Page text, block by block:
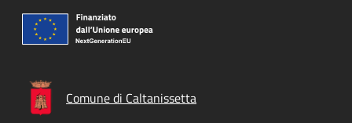
Comune di Caltanissetta